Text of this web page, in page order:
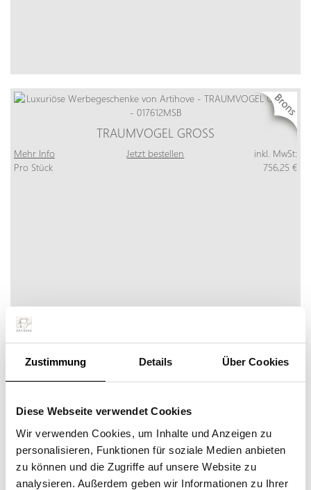
Zustimmung Details Über Cookies
Diese Webseite verwendet Cookies
Wir verwenden Cookies, um Inhalte und Anzeigen zu
personalisieren, Funktionen für soziale Medien anbieten
zu können und die Zugriffe auf unsere Website zu
analysieren. Außerdem geben wir Informationen zu Ihrer
TRAUMVOGEL GROSS
Mehr Info Jetzt bestellen
inkl. MwSt:
Pro Stück
756,25 €
Pro Stück
816,75 €